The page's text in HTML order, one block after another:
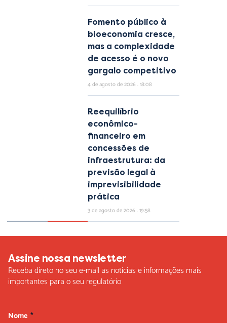
Fomento público à
bioeconomia cresce,
mas a complexidade
de acesso é o novo
gargalo competitivo
4 de agosto de 2026 18:08
Reequilíbrio
econômico-
financeiro em
concessões de
infraestrutura: da
previsão legal à
imprevisibilidade
prática
3 de agosto de 2026 19:58
Assine nossa newsletter
Receba direto no seu e-mail as notícias e informações mais
importantes para o seu regulatório
Nome